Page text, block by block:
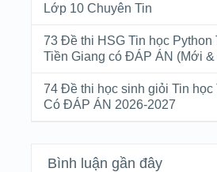
Lớp 10 Chuyên Tin
73 Đề thi HSG Tin học Python
Tiền Giang có ĐÁP ÁN (Mới
74 Đề thi học sinh giỏi Tin học
Có ĐÁP ÁN 2026-2027
Bình luận gần đây